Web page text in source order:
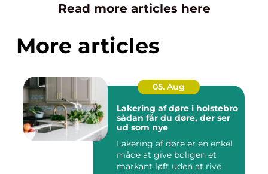
Read more articles here
More articles
05. Aug
Lakering af døre i holstebro
sådan får du døre, der ser
ud som nye
Lakering af døre er en enkel
måde at give boligen et
markant løft uden at rive